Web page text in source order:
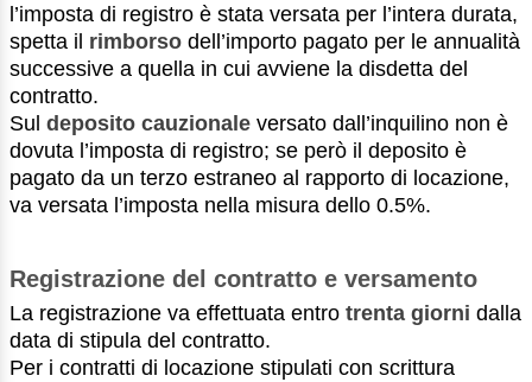
l’imposta di registro è stata versata per l’intera durata,
spetta il rimborso dell’importo pagato per le annualità
successive a quella in cui avviene la disdetta del
contratto.
Sul deposito cauzionale versato dall’inquilino non è
dovuta l’imposta di registro; se però il deposito è
pagato da un terzo estraneo al rapporto di locazione,
va versata l’imposta nella misura dello 0.5%.
Registrazione del contratto e versamento
La registrazione va effettuata entro trenta giorni dalla
data di stipula del contratto.
Per i contratti di locazione stipulati con scrittura